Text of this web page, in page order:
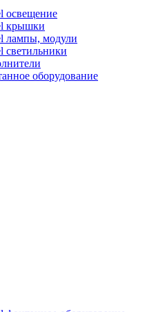
освещение
крышки
лампы, модули
светильники
оборудование